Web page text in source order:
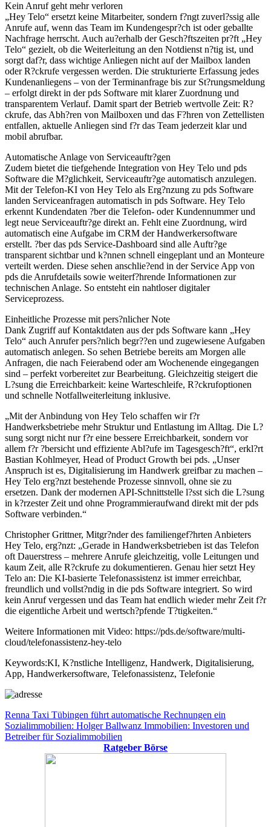
Kein Anruf geht mehr verloren
„Hey Telo“ ersetzt keine Mitarbeiter, sondern f?ngt zuverl?ssig alle
Anrufe auf, wenn das Team im Kundengespr?ch ist oder geballte
Nachfrage herrscht. Auch au?erhalb der Gesch?ftszeiten pr?ft „Hey
Telo“ gezielt, ob die Weiterleitung an den Notdienst n?tig ist, und
sorgt daf?r, dass wichtige Anliegen nicht auf der Mailbox landen
oder R?ckrufe vergessen werden. Die strukturierte Erfassung jedes
Kundenanliegens – von der Terminanfrage bis zur St?rungsmeldung
– erfolgt direkt in der pds Software mit klarer Zuordnung und
transparentem Verlauf. Damit spart der Betrieb wertvolle Zeit: R?
ckrufe, das Abh?ren von Mailboxen und das F?hren von Zettellisten
entfallen, aktuelle Anliegen sind f?r das Team jederzeit klar und
mobil abrufbar.
Automatische Anlage von Serviceauftr?gen
Zudem bietet die tiefgehende Integration von Hey Telo und pds
Software die M?glichkeit, Serviceauftr?ge automatisch anzulegen.
Mit der Telefon-KI von Hey Telo als Erg?nzung zu pds Software
landen Serviceanfragen automatisch in pds Software. Hey Telo
erkennt Kundendaten ?ber die Telefon- oder Kundennummer und
legt neue Serviceauftr?ge direkt an. Fehlt eine Zuordnung, wird
automatisch eine Aufgabe im CRM der Handwerkersoftware
erstellt. ?ber das pds Service-Dashboard sind alle Auftr?ge
transparent sichtbar und k?nnen schnell eingeplant und an Monteure
verteilt werden. Diese sehen anschlie?end in der Service App von
pds die Anrufdetails sowie weiterf?hrende Informationen zur
technischen Anlage. So entsteht ein nahtloser digitaler
Serviceprozess.
Einheitliche Prozesse mit pers?nlicher Note
Dank Zugriff auf Kontaktdaten aus der pds Software kann „Hey
Telo“ auch Anrufer pers?nlich begr??en und zugewiesene Aufgaben
automatisch anlegen. So sehen Betriebe bereits am Morgen alle
Anfragen, die nach Feierabend oder am Wochenende eingegangen
sind – perfekt vorbereitet zur Bearbeitung. Gleichzeitig steigert die
L?sung die Erreichbarkeit: keine Warteschleife, R?ckrufoptionen
und schnelle Notfallweiterleitung inklusive.
„Mit der Anbindung von Hey Telo schaffen wir f?r
Handwerksbetriebe mehr Struktur und Entlastung im Alltag. Die L?
sung sorgt nicht nur f?r eine bessere Erreichbarkeit, sondern vor
allem f?r ?bersicht und effiziente Abl?ufe im Tagesgesch?ft“, erkl?rt
Bastian Kohlmeyer, Head of Product Growth bei pds. „Unser
Anspruch ist es, Digitalisierung im Handwerk greifbar zu machen –
Hey Telo erg?nzt bestehende Prozesse sinnvoll, ohne sie zu
ersetzen. Dank der modernen API-Schnittstelle l?sst sich die L?sung
in k?rzester Zeit und ohne Programmieraufwand direkt mit der pds
Software verbinden.“
Christopher Grittner, Mitgr?nder des familiengef?hrten Anbieters
Hey Telo, erg?nzt: „Gerade in Handwerksbetrieben ist das Telefon
oft Dauerstress – mehrere Anrufe gleichzeitig, volle Leitungen und
kaum Zeit, alle R?ckrufe zu dokumentieren. Genau hier setzt Hey
Telo an: Die KI-basierte Telefonassistenz ist immer erreichbar,
freundlich und vollst?ndig in die pds Software integriert. So wird
kein Anruf vergessen und das Team hat endlich wieder mehr Zeit f?r
die eigentliche Arbeit und wertsch?pfende T?tigkeiten.“
Weitere Informationen mit Video: https://pds.de/software/multi-
cloud/telefonassistenz-hey-telo
Keywords:KI, K?nstliche Intelligenz, Handwerk, Digitalisierung,
App, Handwerkersoftware, Telefonassistenz, Telefonie
Beitragsnavigation
Vorheriger
Beitrag:
Renna Taxi Tübingen führt automatische Rechnungen ein
Nächster
Beitrag:
Sozialimmobilien: Holger Ballwanz Immobilien: Investoren und
Betreiber für Sozialimmobilien
Ratgeber Börse